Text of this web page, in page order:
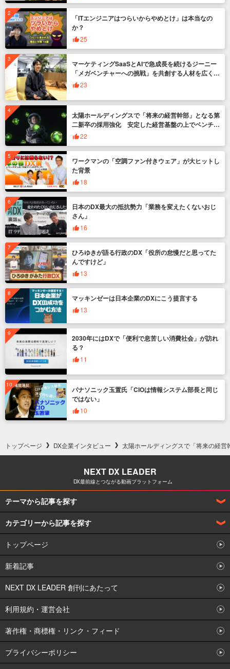
「ITエンジニアはつらいからやめとけ」は本当なの
か？
25
マーケティングSaaSとAIで急成長を続けるジーニー
「メガベンチャーへの挑戦」を共創する人材を広く募
集 23
太陽ホールディングスで「将来の経営幹部」となる第
二新卒の採用強化 安定した経営基盤の上でベンチャ
ー企業のように挑戦
22
ワークマンの「空調ファン付きウェア」が大ヒットし
た背景
18
日本のDX最大の抵抗勢力「業務を変えたくないおじ
さん」
16
ひろゆきが語る行政のDX「役所の怠慢だと思ってた
んですけど」
13
マッキンゼーは日本企業のDXにこう提言する
13
2030年にはDXで「便利で息苦しい消費社会」が訪れ
る？
11
パナソニック玉置氏「CIOは情報システム部長と同じ
ではない」
10
トップページ DX企業インタビュー 太陽ホールディングスで「将来の経
NEXT DX LEADER
DX最前線とつながる動画プラットフォーム
トップページ
新着記事
NEXT DX LEADER 創刊にあたって
利用規約・運営会社
著作権・商標権・リンク・フィード
プライバシーポリシー
テーマから記事を探す
DX企業インタビュー
企業の事例からDXを学ぶ
製造業のDX
NEXT DX LEADER オリジナル
DXで何ができるのか
DXとは何か
DX人材の職種とスキル
カテゴリーから記事を探す
DXとは何か解説
DX人材の獲得育成策
IoT
IT業のDX
UI/UXデザイナー
アーキテクト